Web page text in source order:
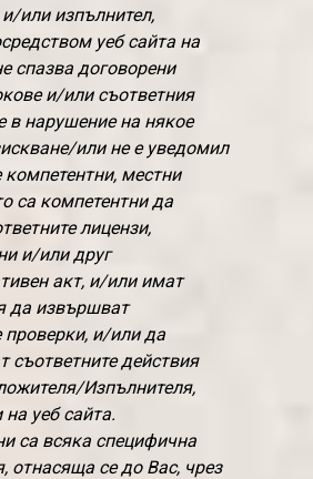
или изпълнител,
уеб сайта на
спазва договорени
и/или съответния
в нарушение на някое
или не е уведомил
компетентни, местни
са компетентни да
лицензи,
и/или друг
акт, и/или имат
да извършват
проверки, и/или да
съответните действия
Изпълнителя,
на уеб сайта.
са всяка специфична
отнасяща се до Вас, чрез